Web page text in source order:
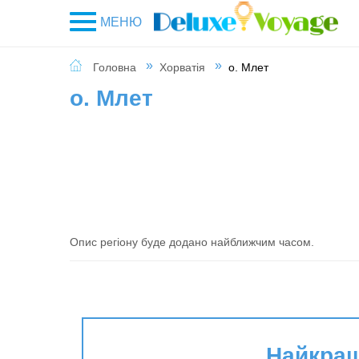
МЕНЮ
Головна Хорватія о. Млет
о. Млет
Опис регіону буде додано найближчим часом.